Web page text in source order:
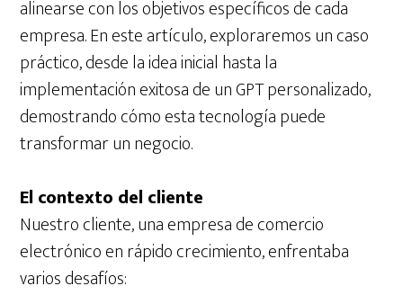
alinearse con los objetivos específicos de cada
empresa. En este artículo, exploraremos un caso
práctico, desde la idea inicial hasta la
implementación exitosa de un GPT personalizado,
demostrando cómo esta tecnología puede
transformar un negocio.
El contexto del cliente
Nuestro cliente, una empresa de comercio
electrónico en rápido crecimiento, enfrentaba
varios desafíos: